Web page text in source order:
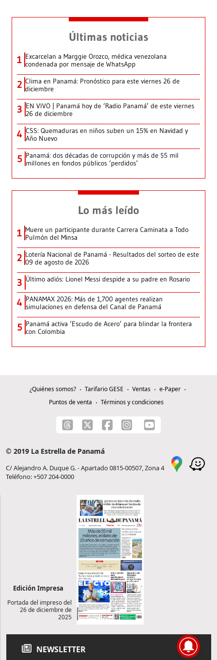
Últimas noticias
1 Excarcelan a Marggie Orozco, médica venezolana
condenada por mensaje de WhatsApp
2 Clima en Panamá: Pronóstico para este viernes 26 de
diciembre
3 EN VIVO | Panamá hoy de ‘Radio Panamá’ de este viernes
26 de diciembre
4 CSS: Quemaduras en niños suben un 15% en Navidad y
Año Nuevo
5 Panamá: dos décadas de corrupción y más de $5 mil
millones en fondos públicos ‘perdidos’
Lo más leído
1 Muere un participante durante Carrera Caminata a Todo
Pulmón del Minsa
2 Lotería Nacional de Panamá - Resultados del sorteo de este
09 de agosto de 2026
3 Último adiós: Lionel Messi despide a su padre en Rosario
4 PANAMAX 2026: Más de 1,700 agentes realizan
simulaciones en defensa del Canal de Panamá
5 Panamá activa ‘Escudo de Acero’ para blindar la frontera
con Colombia
¿Quiénes somos? Tarifario GESE Ventas
e-Paper
Puntos de venta
Términos y condiciones
© 2019 La Estrella de Panamá
C/ Alejandro A. Duque G. - Apartado 0815-00507, Zona 4
Teléfono: +507 204-0000
Edición Impresa
Portada del impreso del
26 de diciembre de
2025
NEWSLETTER